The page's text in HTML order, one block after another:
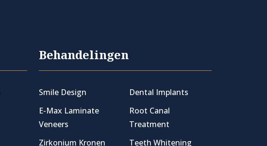
Behandelingen
Smile Design
E-Max Laminate
Veneers
Zirkonium Kronen
Dental Implants
Root Canal
Treatment
Teeth Whitening